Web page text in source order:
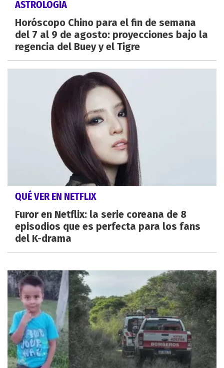
ASTROLOGÍA
Horóscopo Chino para el fin de semana
del 7 al 9 de agosto: proyecciones bajo la
regencia del Buey y el Tigre
QUÉ VER EN NETFLIX
Furor en Netflix: la serie coreana de 8
episodios que es perfecta para los fans
del K-drama